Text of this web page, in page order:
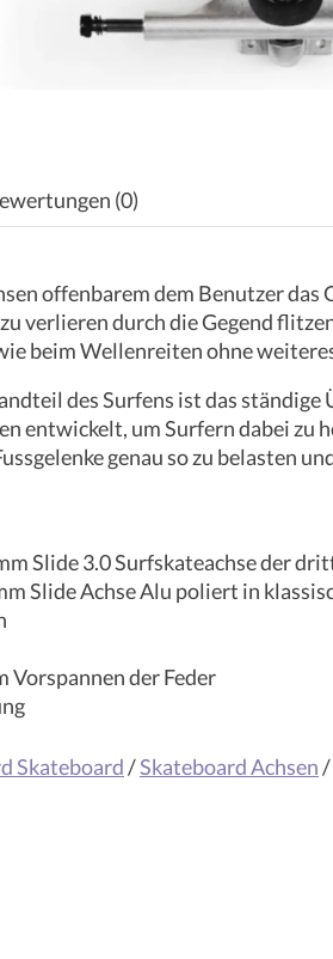
(0)
offenbarem dem Benutzer das
verlieren durch die Gegend
beim Wellenreiten ohne
des Surfens ist das
entwickelt, um Surfern dabei zu
genau so zu belasten
Slide 3.0 Surfskateachse der
Slide Achse Alu poliert in
Vorspannen der Feder
Skateboard/Skateboard Achsen/